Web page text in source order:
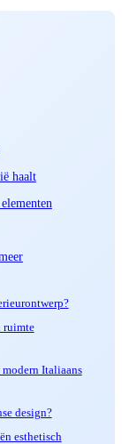
haalt
ruimte
Italiaans
design?
esthetisch